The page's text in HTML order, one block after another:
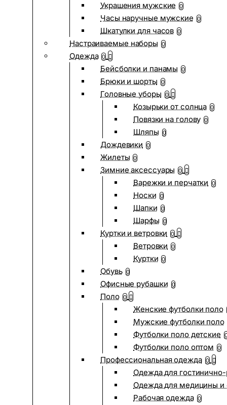
Украшения мужские 0
Часы наручные мужские 0
Шкатулки для часов 0
Настраиваемые наборы 0
Одежда 0
Бейсболки и панамы 0
Брюки и шорты 0
Головные уборы 0
Козырьки от солнца 0
Повязки на голову 0
Шляпы 0
Дождевики 0
Жилеты 0
Зимние аксессуары 0
Варежки и перчатки 0
Носки 0
Шапки 0
Шарфы 0
Куртки и ветровки 0
Ветровки 0
Куртки 0
Обувь 0
Офисные рубашки 0
Поло 0
Женские футболки поло
Мужские футболки поло
Футболки поло детские
Футболки поло оптом 0
Профессиональная одежда 0
Одежда для
Одежда для медицины и
Рабочая одежда 0